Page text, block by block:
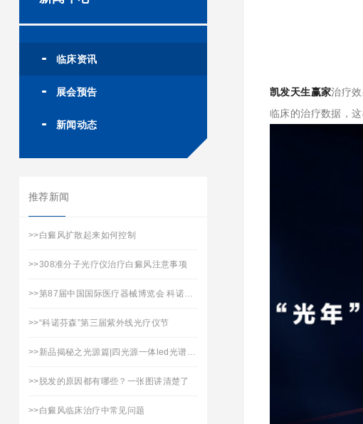
凯发天生赢家治疗
临床的治疗数据，
临床资讯
展会预告
新闻动态
推荐新闻
>>白癜风扩散起来如何控制
>>308准分子光疗仪治疗白癜风注意事项
>>第87届中国国际医疗器械博览会 科诺医疗承邀您的到来
>>“科诺芬森”第三届紫外线光疗仪节
>>新品揭秘之光源篇|四光源一体led光谱治疗仪「拾光」焕新上市
>> 脱发的原因都有哪些？一张图讲清楚了
>>白癜风临床治疗中常见问题